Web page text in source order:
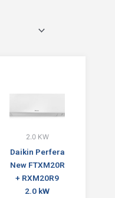
2.0 KW
Daikin Perfera
New FTXM20R
+ RXM20R9
2.0 kW